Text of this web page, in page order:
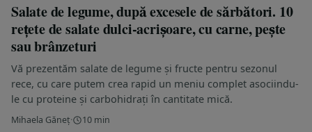
Salate de legume, după excesele de sărbători. 10
rețete de salate dulci-acrișoare, cu carne, pește
sau brânzeturi
Vă prezentăm salate de legume și fructe pentru sezonul
rece, cu care putem crea rapid un meniu complet asociindu-
le cu proteine și carbohidrați în cantitate mică.
Mihaela Găneț· 10 min